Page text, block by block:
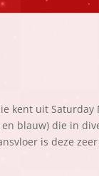
kent uit
blauw) die in
is deze